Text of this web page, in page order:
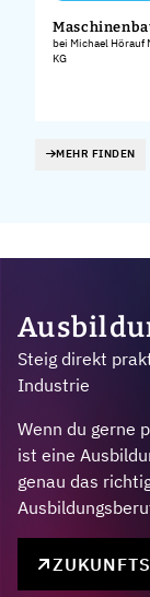
bei Michael Hörauf
KG
MEHR FINDEN
Steig direkt
Industrie
Wenn du gerne
ist eine
genau das